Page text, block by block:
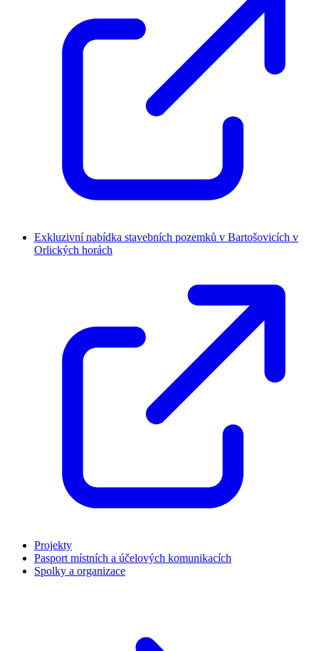
Exkluzivní nabídka stavebních pozemků v Bartošovicích v
Orlických horách
Projekty
Pasport místních a účelových komunikacích
Spolky a organizace